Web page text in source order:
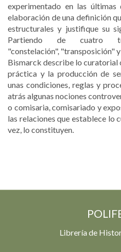
experimentado en las últimas
elaboración de una definición
estructurales y justifique su
Partiendo de cuatro
"constelación", "transposición"
Bismarck describe lo curatorial
práctica y la producción de
unas condiciones, reglas y
atrás algunas nociones
o comisaria, comisariado y
las relaciones que establece lo
vez, lo constituyen.
Librería de